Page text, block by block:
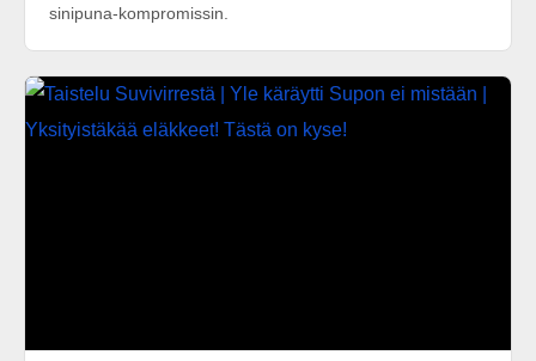
sinipuna-kompromissin.